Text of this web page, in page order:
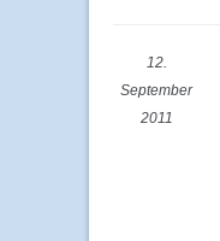
12.
September
2011